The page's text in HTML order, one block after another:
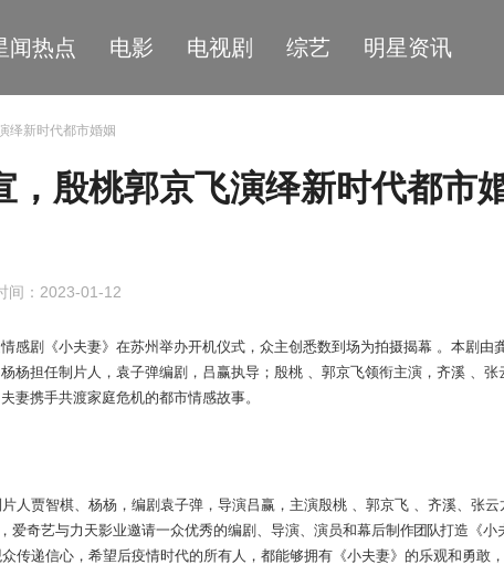
闻热点 电影 电视剧 综艺 明星资讯
绎新时代都市婚姻
，殷桃郭京飞演绎新时代都市
间：2023-01-12
感剧《小夫妻》在苏州 举办开机仪式 ，众主创悉数到场为拍摄揭幕 。本剧由
杨担任制片人，袁子弹编剧，吕赢执导；殷桃 、郭京飞领衔主演，齐溪 、张
妻携手共渡家庭危机的都市情感故事。
人贾智棋、 杨杨， 编剧袁子弹， 导演吕赢， 主演殷桃 、郭京飞 、 齐溪、 张云
，爱奇艺与力天影业邀请一众优秀的编剧 、 导演、 演员和幕后制 作团队打造《小
传递信心， 希望后疫情时代的所有人，都能够拥有《小夫妻》的乐观和勇敢，